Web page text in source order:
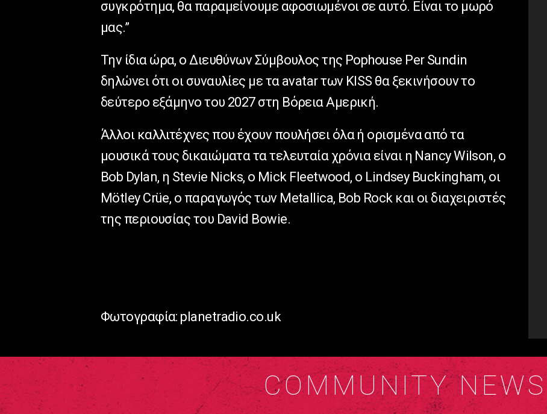
συγκρότημα, θα παραμείνουμε αφοσιωμένοι σε αυτό. Είναι το μωρό
μας.”
Την ίδια ώρα, ο Διευθύνων Σύμβουλος της Pophouse Per Sundin
δηλώνει ότι οι συναυλίες με τα avatar των KISS θα ξεκινήσουν το
δεύτερο εξάμηνο του 2027 στη Βόρεια Αμερική.
Άλλοι καλλιτέχνες που έχουν πουλήσει όλα ή ορισμένα από τα
μουσικά τους δικαιώματα τα τελευταία χρόνια είναι η Nancy Wilson, ο
Bob Dylan, η Stevie Nicks, ο Mick Fleetwood, ο Lindsey Buckingham, οι
Mötley Crüe, ο παραγωγός των Metallica, Bob Rock και οι διαχειριστές
της περιουσίας του David Bowie.
Φωτογραφία: planetradio.co.uk
COMMUNITY NEWS